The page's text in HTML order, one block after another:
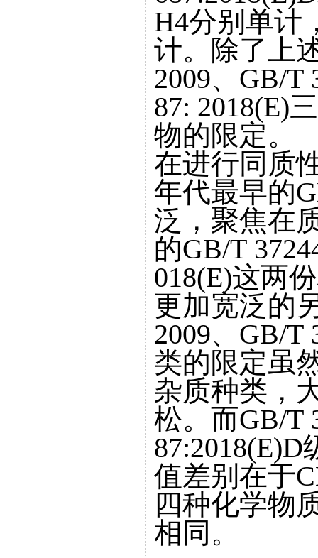
H4分别单计
计。除了上
2009、GB/T
87: 2018(E)
物的限定。
在进行同质
年代最早的
泛，聚焦在
的GB/T
018(E)这两
更加宽泛的
2009、GB/T
类的限定虽
杂质种类，
松。而GB/T
值差别在于
四种化学物
相同。